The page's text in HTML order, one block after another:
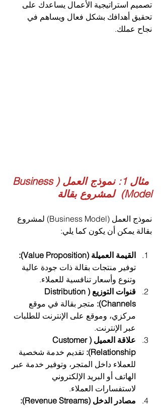
تصميم استراتيجية الأعمال يساعدك على
تحقيق أهدافك بشكل فعال ويساهم في
نجاح عملك.
مثال 1: نموذج العمل (Business
Model)  لمشروع بقالة
نموذج العمل (Business Model) لمشروع
بقالة يمكن أن يكون كما يلي:
القيمة العميلة (Value Proposition):
توفير منتجات بقالة ذات جودة عالية
وتنوع وأسعار تنافسية للعملاء.
قنوات التوزيع (Distribution
Channels):
متجر بقالة في موقع
مركزي، وموقع على الإنترنت للطلبات
عبر الإنترنت.
علاقة العميل (Customer
Relationship):
تقديم خدمة شخصية
للعملاء داخل المتجر، وتوفير خدمة عبر
الهاتف أو البريد الإلكتروني
لاستفسارات العملاء.
مصادر الدخل (Revenue Streams):